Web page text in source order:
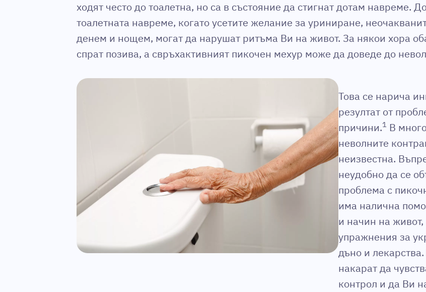
ходят често до тоалетна, но са в състояние да стигнат дотам навреме.
тоалетната навреме, когато усетите желание за уриниране,
денем и нощем, могат да нарушат ритъма Ви на живот. За някои хора
спрат позива, а свръхактивният пикочен мехур може да доведе до
Това се нарича
резултат от
причини.1 В
неволните
неизвестна.
неудобно да се
проблема с
има налична
и начин на
упражнения за
дъно и
накарат да
контрол и да Ви